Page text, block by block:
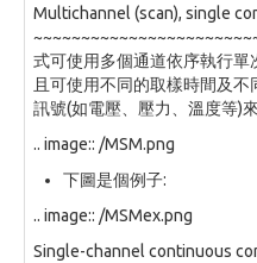
Multichannel (scan), single
式可使用多個通道依序執行
且可使用不同的取樣時間及
訊號(如電壓、壓力、溫度等)
.. image:: /MSM.png
下圖是個例子:
.. image:: /MSMex.png
Single-channel continuous